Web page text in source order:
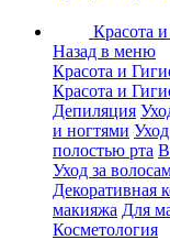
Красота
Назад в меню
Красота и
Красота и
Депиляция
и ногтями
полостью рта
Уход за
Декоративная
макияжа Для
Косметология